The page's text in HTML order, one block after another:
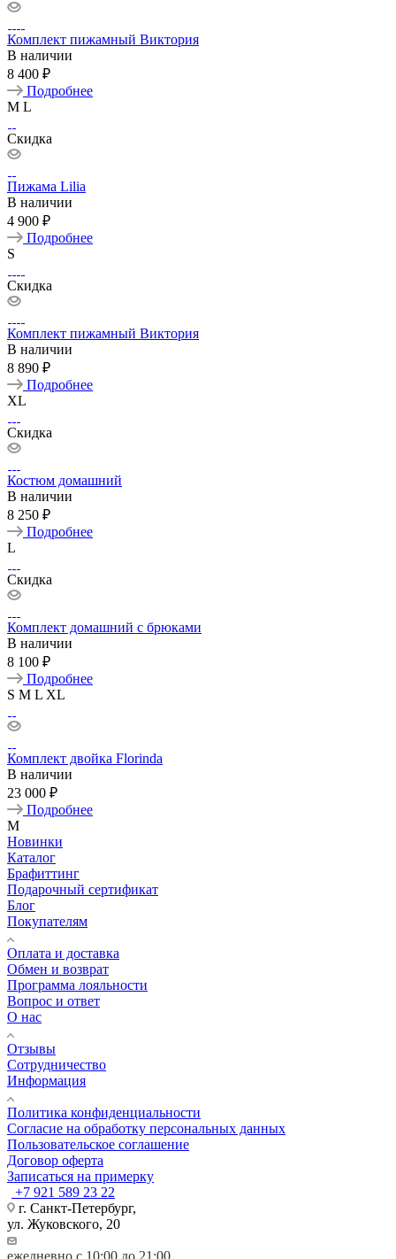
Комплект пижамный Виктория
В наличии
8 400 ₽
Подробнее
M L
Скидка
Пижама Lilia
В наличии
4 900 ₽
Подробнее
S
Скидка
Комплект пижамный Виктория
В наличии
8 890 ₽
Подробнее
XL
Скидка
Костюм домашний
В наличии
8 250 ₽
Подробнее
L
Скидка
Комплект домашний с брюками
В наличии
8 100 ₽
Подробнее
S M L XL
Комплект двойка Florinda
В наличии
23 000 ₽
Подробнее
M
Новинки
Каталог
Брафиттинг
Подарочный сертификат
Блог
Покупателям
Оплата и доставка
Обмен и возврат
Программа лояльности
Вопрос и ответ
О нас
Отзывы
Сотрудничество
Информация
Политика конфиденциальности
Согласие на обработку персональных данных
Пользовательское соглашение
Договор оферта
Записаться на примерку
+7 921 589 23 22
г. Санкт-Петербург,
ул. Жуковского, 20
ежедневно с 10:00 до 21:00